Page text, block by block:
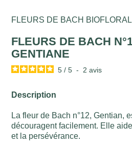
FLEURS DE BACH
FLEURS DE BACH
GENTIANE
5 / 5 - 2avis
Description
La fleur de Bach n°12, Gentian,
découragent facilement. Elle
et la persévérance.